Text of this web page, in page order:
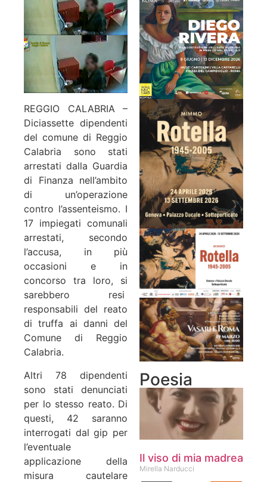
REGGIO CALABRIA –
Diciassette dipendenti
del comune di Reggio
Calabria sono stati
arrestati dalla Guardia
di Finanza nell’ambito
di un’operazione
contro l’assenteismo. I
17 impiegati comunali
arrestati, secondo
l’accusa, in più
occasioni e in
concorso tra loro, si
sarebbero resi
responsabili del reato
di truffa ai danni del
Comune di Reggio
Calabria.
Altri 78 dipendenti
sono stati denunciati
per lo stesso reato. Di
questi, 42 saranno
interrogati dal gip per
l’eventuale
applicazione della
misura cautelare
Poesia
Il viso di mia madrea
Mirella Narducci